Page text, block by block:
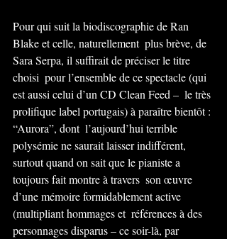
Pour qui suit la biodiscographie de Ran
Blake et celle, naturellement  plus brève, de
Sara Serpa, il suffirait de préciser le titre
choisi  pour l’ensemble de ce spectacle (qui
est aussi celui d’un CD Clean Feed –  le très
prolifique label portugais) à paraître bientôt :
“Aurora”, dont  l’aujourd’hui terrible
polysémie ne saurait laisser indifférent,
surtout quand on sait que le pianiste a
toujours fait montre à travers  son œuvre
d’une mémoire formidablement active
(multipliant hommages et  références à des
personnages disparus – ce soir-là, par